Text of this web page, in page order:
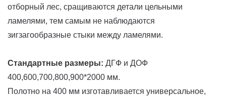
отборный лес, сращиваются детали цельными
ламелями, тем самым не наблюдаются
зигзагообразные стыки между ламелями.
Стандартные размеры: ДГФ и ДОФ
400,600,700,800,900*2000 мм.
Полотно на 400 мм изготавливается универсальное,